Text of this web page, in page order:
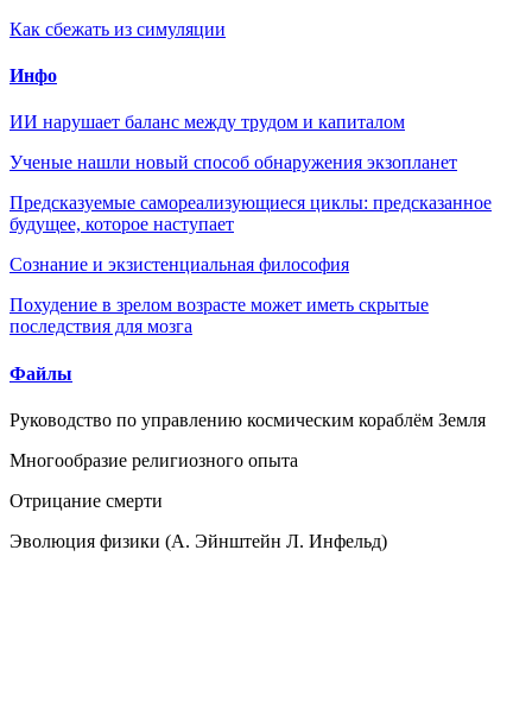
Как сбежать из симуляции
Инфо
ИИ нарушает баланс между трудом и капиталом
Ученые нашли новый способ обнаружения экзопланет
Предсказуемые самореализующиеся циклы: предсказанное
будущее, которое наступает
Сознание и экзистенциальная философия
Похудение в зрелом возрасте может иметь скрытые
последствия для мозга
Файлы
Руководство по управлению космическим кораблём Земля
Многообразие религиозного опыта
Отрицание смерти
Эволюция физики (А. Эйнштейн Л. Инфельд)